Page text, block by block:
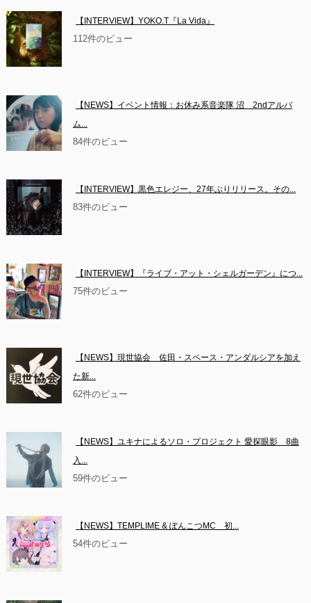
【INTERVIEW】YOKO.T『La Vida』
112件のビュー
【NEWS】イベント情報：お休み系音楽隊 沼　2ndアルバ
ム...
84件のビュー
【INTERVIEW】黒色エレジー、27年ぶりリリース。その...
83件のビュー
【INTERVIEW】『ライブ・アット・シェルガーデン』につ...
75件のビュー
【NEWS】現世協会　佐田・スペース・アンダルシアを加え
た新...
62件のビュー
【NEWS】ユキナによるソロ・プロジェクト 愛探眼影　8曲
入...
59件のビュー
【NEWS】TEMPLIME & ぽんこつMC　初...
54件のビュー